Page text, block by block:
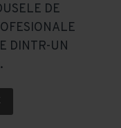
DE
DINTR-UN